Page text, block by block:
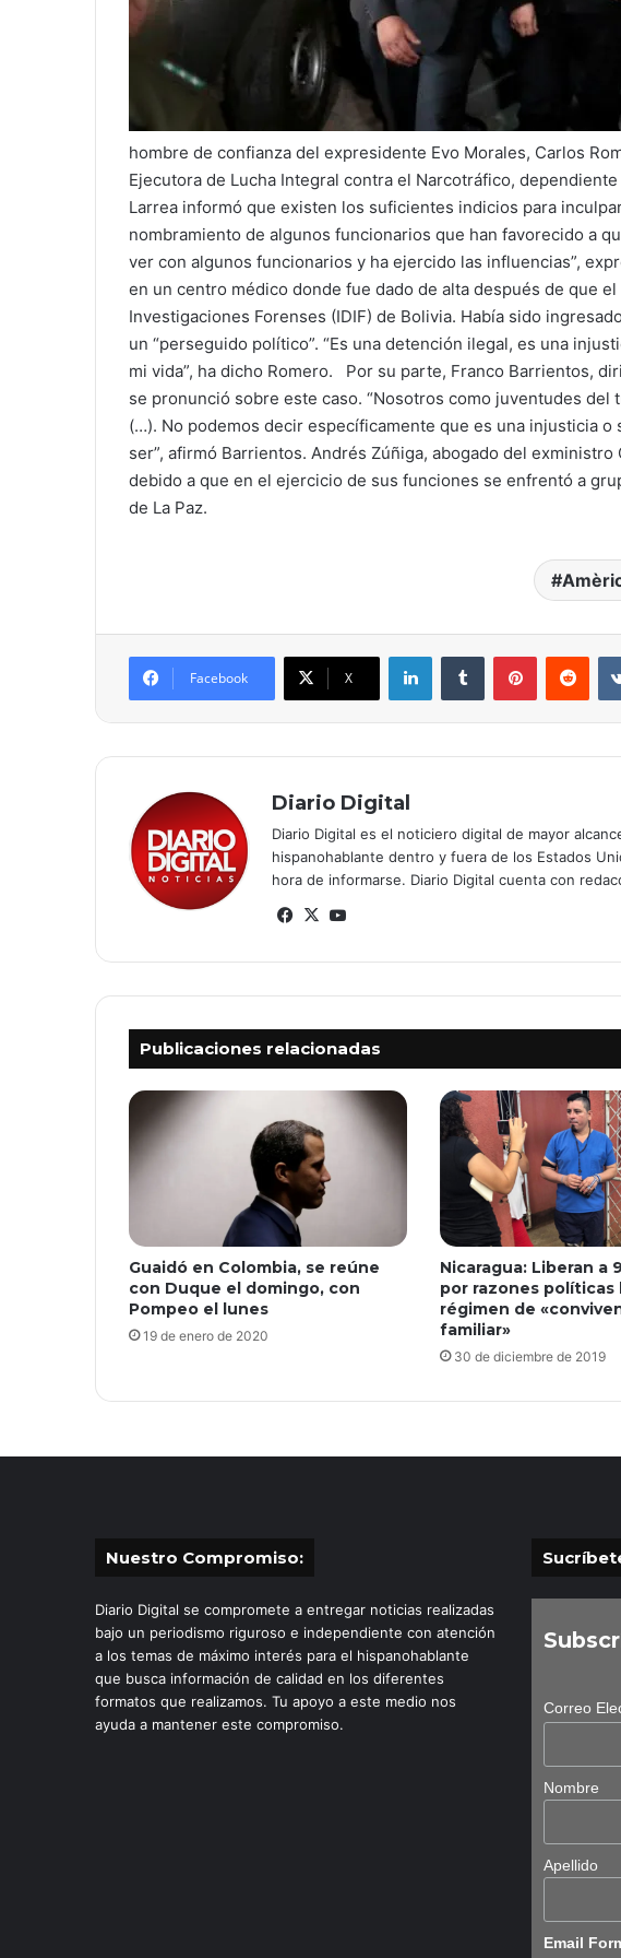
hombre de confianza del expresidente Evo Morales, Carlos
Ejecutora de Lucha Integral contra el Narcotráfico,
Larrea informó que existen los suficientes indicios para
nombramiento de algunos funcionarios que han favorecido a
ver con algunos funcionarios y ha ejercido las influencias”,
en un centro médico donde fue dado de alta después de que
Investigaciones Forenses (IDIF) de Bolivia. Había sido
un “perseguido político”. “Es una detención ilegal, es una
mi vida”, ha dicho Romero. Por su parte, Franco Barrientos,
se pronunció sobre este caso. “Nosotros como juventudes
(…). No podemos decir específicamente que es una injusticia
ser”, afirmó Barrientos. Andrés Zúñiga, abogado del
debido a que en el ejercicio de sus funciones se enfrentó a
de La Paz.
Facebook X
Diario Digital
Diario Digital es el noticiero digital de mayor
hispanohablante dentro y fuera de los Estados
hora de informarse. Diario Digital cuenta con
Fa
bo
ok
X
ub
e
Publicaciones relacionadas
Guaidó en Colombia, se reúne
con Duque el domingo, con
Pompeo el lunes
19 de enero de 2020
Nicaragua: Liberan a
por razones políticas
régimen de
familiar»
30 de diciembre de 2019
Nuestro Compromiso:
Diario Digital se compromete a entregar noticias realizadas
bajo un periodismo riguroso e independiente con atención
a los temas de máximo interés para el hispanohablante
que busca información de calidad en los diferentes
formatos que realizamos. Tu apoyo a este medio nos
ayuda a mantener este compromiso.
Correo
Nombre
Apellido
Email